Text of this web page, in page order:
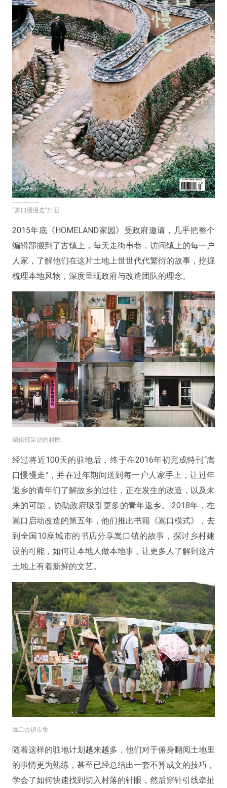
“嵩口慢慢走”封面
2015年底《HOMELAND家园》受政府邀请，几乎把整个
编辑部搬到了古镇上，每天走街串巷，访问镇上的每一户
人家，了解他们在这片土地上世世代代繁衍的故事，挖掘
梳理本地风物，深度呈现政府与改造团队的理念。
编辑部采访的村民
经过将近100天的驻地后，终于在2016年初完成特刊“嵩
口慢慢走”，并在过年期间送到每一户人家手上，让过年
返乡的青年们了解故乡的过往，正在发生的改造，以及未
来的可能，协助政府吸引更多的青年返乡。 2018年，在
嵩口启动改造的第五年，他们推出书籍《嵩口模式》，去
到全国10座城市的书店分享嵩口镇的故事，探讨乡村建
设的可能，如何让本地人做本地事，让更多人了解到这片
土地上有着新鲜的文艺。
嵩口古镇市集
随着这样的驻地计划越来越多，他们对于俯身翻阅土地里
的事情更为熟练，甚至已经总结出一套不算成文的技巧，
学会了如何快速找到切入村落的针眼，然后穿针引线牵扯